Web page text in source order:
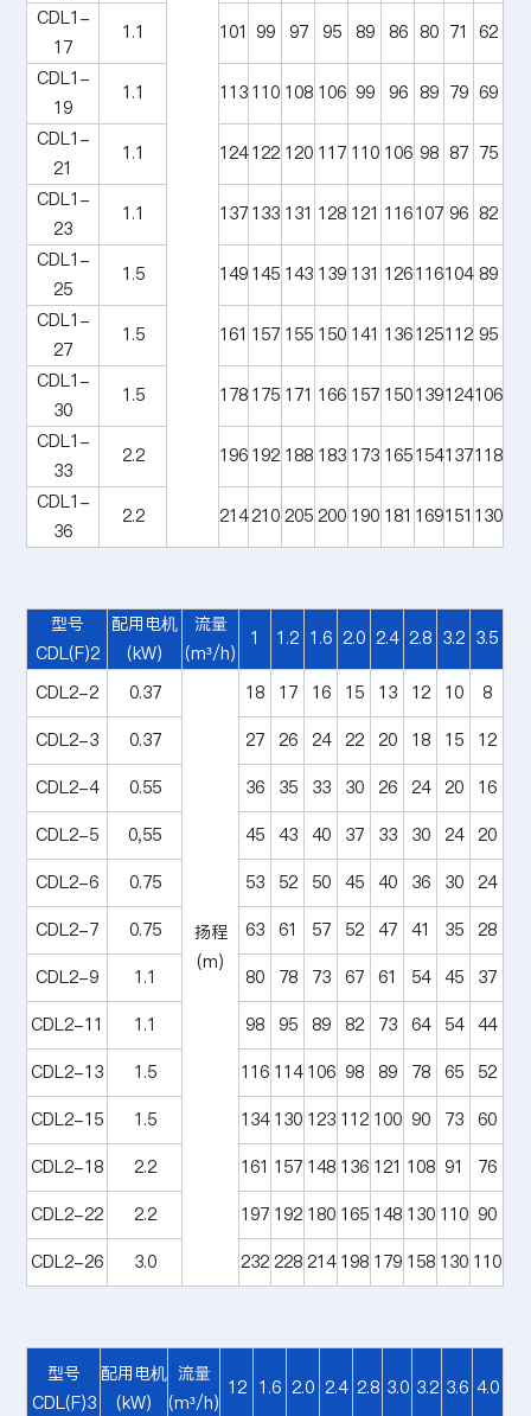
CDL1-
17
1.1 101 99 97 95 89 86 80 71
62
CDL1-
19
1.1 113 110 108 106 99 96 89 79 69
CDL1-
21
1.1 124122 120 117 110 106 98 87 75
CDL1-
23
1.1 137 133 131 128 121 116107 96 82
CDL1-
25
1.5 149 145 143 139 131 126116104 89
CDL1-
27
1.5 161 157 155 150 141 136125112 95
CDL1-
30
1.5 178 175 171 166 157 150139124106
CDL1-
33
2.2 196 192 188 183 173 165154137118
CDL1-
36
2.2 214210 205 200 190 181 169151 130
型号
CDL(F)2
配用电机
(kW)
流量
(m³/h)
1 1.2 1.6 2.0 2.4 2.8 3.2 3.5
CDL2-2 0.37
扬程
(m)
18 17 16 15 13 12 10
8
CDL2-3
0.37 27 26 24 22 20 18 15
12
CDL2-4
0.55 36 35 33 30 26 24 20
16
CDL2-5
0,55 45 43 40 37 33 30 24
20
CDL2-6
0.75 53 52 50 45 40 36 30
24
CDL2-7
0.75 63 61 57 52 47 41 35
28
CDL2-9
1.1 80 78 73 67 61 54 45
37
CDL2-11
1.1 98 95 89 82 73 64 54
44
CDL2-13
1.5 116 114 106 98 89 78 65
52
CDL2-15
1.5 134 130 123 112 100 90 73
60
CDL2-18
2.2 161 157 148 136 121 108 91
76
CDL2-22
2.2 197 192 180 165 148 130 110 90
CDL2-26
3.0 232 228 214 198 179 158 130 110
型号
CDL(F)3
配用电机
(kW)
流量
(m³/h)
12 1.6 2.0 2.4 2.8 3.0 3.2 3.6 4.0